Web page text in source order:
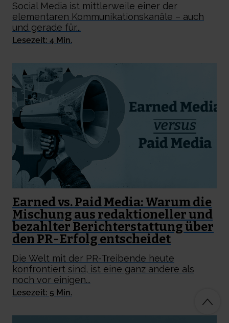
Social Media ist mittlerweile einer der
elementaren Kommunikationskanäle – auch
und gerade für...
Lesezeit: 4 Min.
Earned vs. Paid Media: Warum die
Mischung aus redaktioneller und
bezahlter Berichterstattung über
den PR-Erfolg entscheidet
Die Welt mit der PR-Treibende heute
konfrontiert sind, ist eine ganz andere als
noch vor einigen...
Lesezeit: 5 Min.